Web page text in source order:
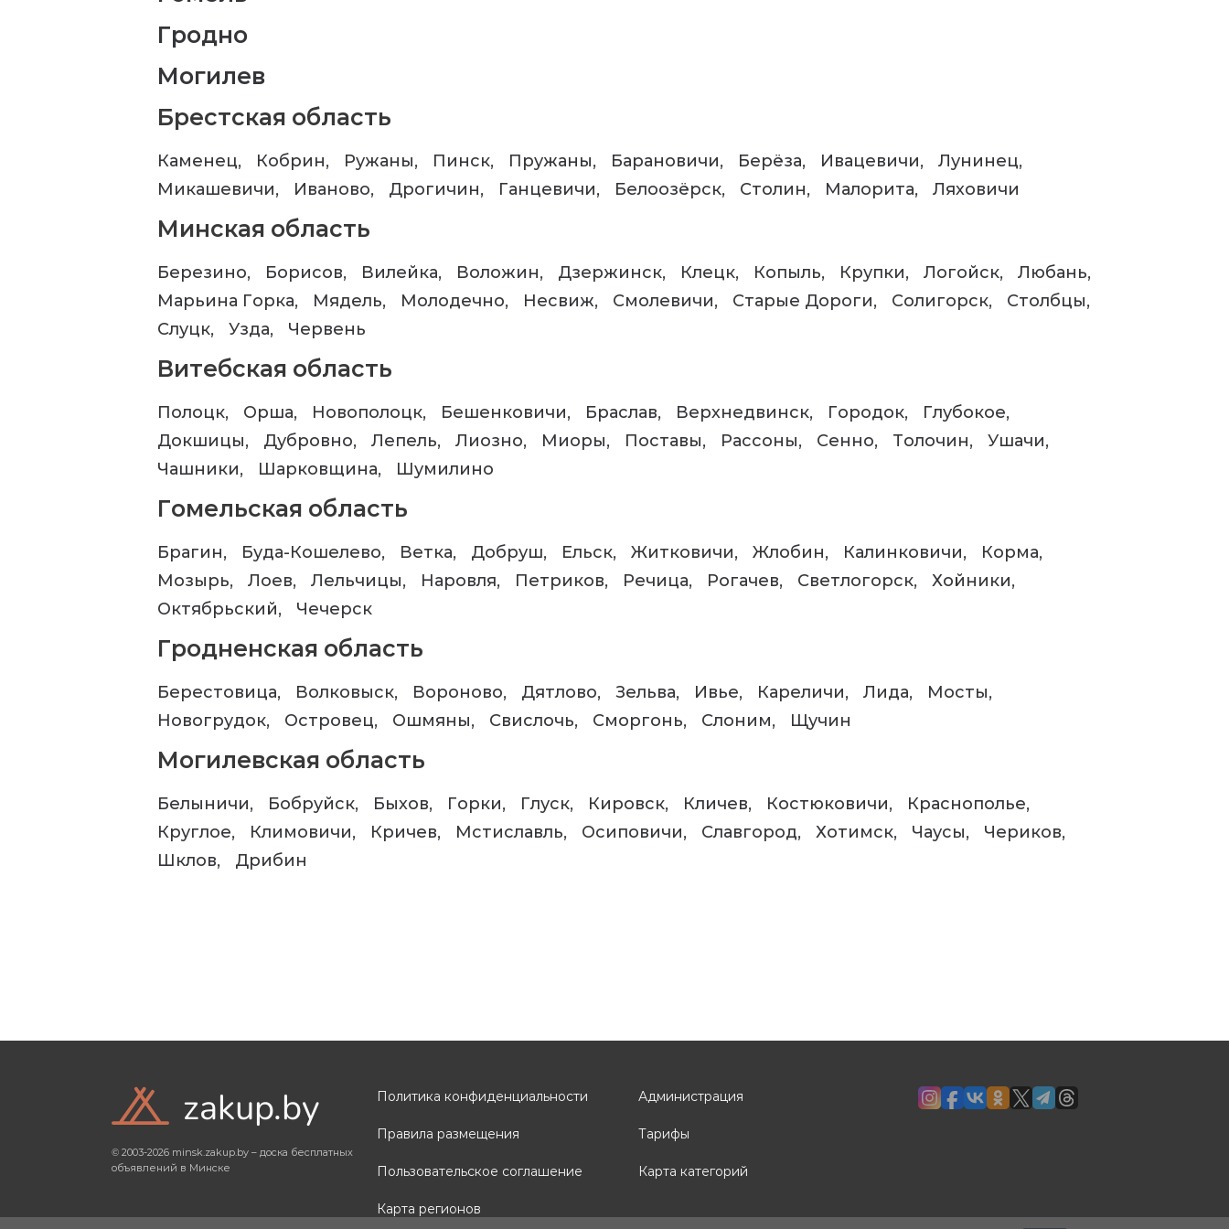
Гродно
Могилев
Брестская область
Каменец Кобрин Ружаны Пинск Пружаны Барановичи Берёза Ивацевичи
Лунинец
Микашевичи
Иваново Дрогичин Ганцевичи Белоозёрск Столин Малорита Ляховичи
Минская область
Березино Борисов Вилейка Воложин Дзержинск Клецк Копыль Крупки Логойск
Любань
Марьина Горка
Мядель Молодечно Несвиж Смолевичи Старые Дороги Солигорск
Столбцы
Слуцк
Узда Червень
Витебская область
Полоцк Орша Новополоцк Бешенковичи Браслав Верхнедвинск Городок
Глубокое
Докшицы
Дубровно Лепель Лиозно Миоры Поставы Рассоны Сенно Толочин
Ушачи
Чашники
Шарковщина Шумилино
Гомельская область
Брагин Буда-Кошелево Ветка Добруш Ельск Житковичи Жлобин Калинковичи
Корма
Мозырь
Лоев Лельчицы Наровля Петриков Речица Рогачев Светлогорск
Хойники
Октябрьский
Чечерск
Гродненская область
Берестовица Волковыск Вороново Дятлово Зельва Ивье Кареличи Лида
Мосты
Новогрудок
Островец Ошмяны Свислочь Сморгонь Слоним Щучин
Могилевская область
Белыничи Бобруйск Быхов Горки Глуск Кировск Кличев Костюковичи
Краснополье
Круглое
Климовичи Кричев Мстиславль Осиповичи Славгород Хотимск Чаусы
Чериков
Шклов
Дрибин
zakup.by Политика конфиденциальности Администрация
Правила размещения Тарифы
Пользовательское соглашение Карта категорий
Карта регионов
© 2003-2026 minsk.zakup.by – доска бесплатных
объявлений в Минске